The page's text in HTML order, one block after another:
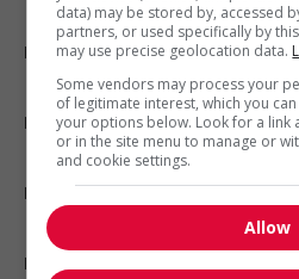
Emplois par secteur
Emplois par statut
Emplois par type
Nos suggestions
data) may be stored by, accessed
partners, or used specifically by
may use precise geolocation data.
Some vendors may process your
of legitimate interest, which you
your options below. Look for a link
or in the site menu to manage or
and cookie settings.
Allow